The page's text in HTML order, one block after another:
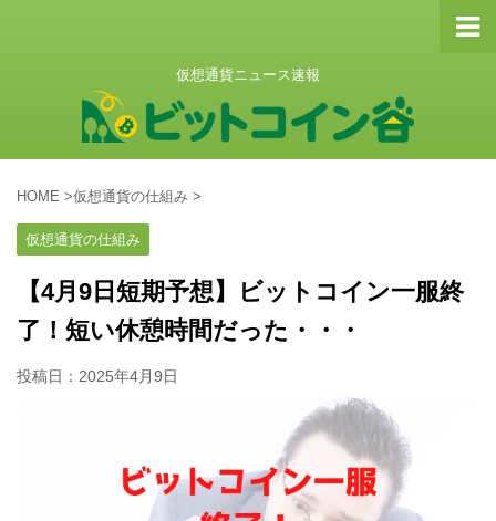
仮想通貨ニュース速報
HOME >仮想通貨の仕組み >
仮想通貨の仕組み
【4月9日短期予想】ビットコイン一服終
了！短い休憩時間だった・・・
投稿日： 2025年4月9日